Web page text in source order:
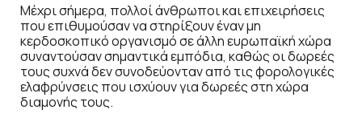
Μέχρι σήμερα, πολλοί άνθρωποι και επιχειρήσεις
που επιθυμούσαν να στηρίξουν έναν μη
κερδοσκοπικό οργανισμό σε άλλη ευρωπαϊκή χώρα
συναντούσαν σημαντικά εμπόδια, καθώς οι δωρεές
τους συχνά δεν συνοδεύονταν από τις φορολογικές
ελαφρύνσεις που ισχύουν για δωρεές στη χώρα
διαμονής τους.